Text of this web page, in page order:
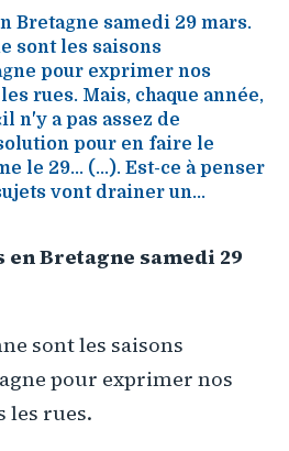
Bretagne samedi 29 mars.
sont les saisons
pour exprimer nos
rues. Mais, chaque année,
n'y a pas assez de
pour en faire le
le 29... (...). Est-ce à penser
vont drainer un...
Bretagne samedi 29
sont les saisons
pour exprimer nos
les rues.